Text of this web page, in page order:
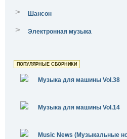
> Шансон
> Электронная музыка
ПОПУЛЯРНЫЕ СБОРНИКИ
Музыка для машины Vol.38
Музыка для машины Vol.14
Music News (Музыкальные